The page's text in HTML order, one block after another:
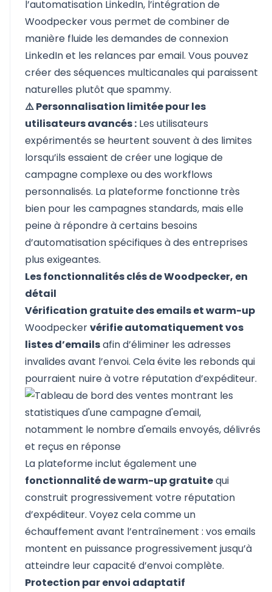
l’automatisation LinkedIn, l’intégration de
Woodpecker vous permet de combiner de
manière fluide les demandes de connexion
LinkedIn et les relances par email. Vous pouvez
créer des séquences multicanales qui paraissent
naturelles plutôt que spammy.
⚠️ Personnalisation limitée pour les
utilisateurs avancés : Les utilisateurs
expérimentés se heurtent souvent à des limites
lorsqu’ils essaient de créer une logique de
campagne complexe ou des workflows
personnalisés. La plateforme fonctionne très
bien pour les campagnes standards, mais elle
peine à répondre à certains besoins
d’automatisation spécifiques à des entreprises
plus exigeantes.
Les fonctionnalités clés de Woodpecker, en
détail
Vérification gratuite des emails et warm-up
Woodpeckervérifie automatiquement vos
listes d’emailsafin d’éliminer les adresses
invalides avant l’envoi. Cela évite les rebonds qui
pourraient nuire à votre réputation d’expéditeur.
La plateforme inclut également une
fonctionnalité de warm-up gratuitequi
construit progressivement votre réputation
d’expéditeur. Voyez cela comme un
échauffement avant l’entraînement : vos emails
montent en puissance progressivement jusqu’à
atteindre leur capacité d’envoi complète.
Protection par envoi adaptatif